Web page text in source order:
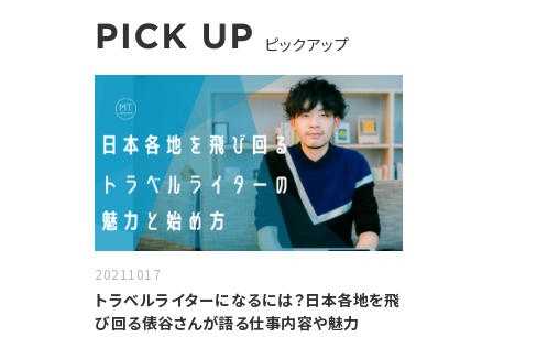
ピックアップ
20211017
トラベルライターになるには？日本各地を飛
び回る俵谷さんが語る仕事内容や魅力